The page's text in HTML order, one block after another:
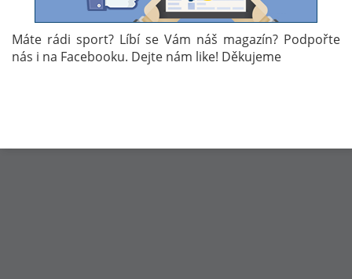
Zdroj: olympic.cz
Autor: Jan Linha
Máte rádi sport? Líbí se Vám náš magazín? Podpořte
nás i na Facebooku. Dejte nám like! Děkujeme